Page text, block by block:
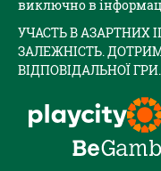
виключно в
УЧАСТЬ В АЗАРТНИХ
ЗАЛЕЖНІСТЬ.
ВІДПОВІДАЛЬНОЇ ГРИ.